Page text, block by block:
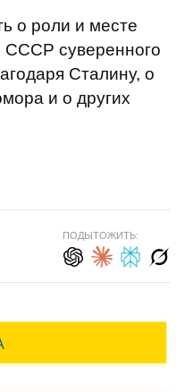
о роли и месте
СССР суверенного
Сталину, о
и о других
ПОДЫТОЖИТЬ: